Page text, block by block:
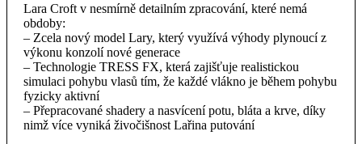
Lara Croft v nesmírně detailním zpracování, které nemá
obdoby:
– Zcela nový model Lary, který využívá výhody plynoucí z
výkonu konzolí nové generace
– Technologie TRESS FX, která zajišťuje realistickou
simulaci pohybu vlasů tím, že každé vlákno je během pohybu
fyzicky aktivní
– Přepracované shadery a nasvícení potu, bláta a krve, díky
nimž více vyniká živočišnost Lařina putování